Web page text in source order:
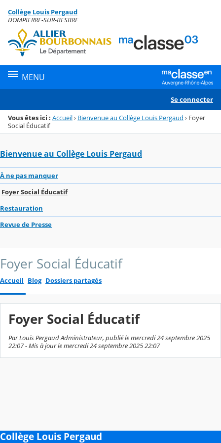
Menu de la rubrique
Contenu
Collège Louis Pergaud
DOMPIERRE-SUR-BESBRE
MENU
Se connecter
Vous êtes ici : Accueil› Bienvenue au Collège Louis Pergaud › Foyer
Social Éducatif
Bienvenue au Collège Louis Pergaud
À ne pas manquer
Foyer Social Éducatif
Restauration
Revue de Presse
Foyer Social Éducatif
Accueil Blog Dossiers partagés
Foyer Social Éducatif
Par Louis Pergaud Administrateur, publié le mercredi 24 septembre 2025
22:07 - Mis à jour le mercredi 24 septembre 2025 22:07
Collège Louis Pergaud